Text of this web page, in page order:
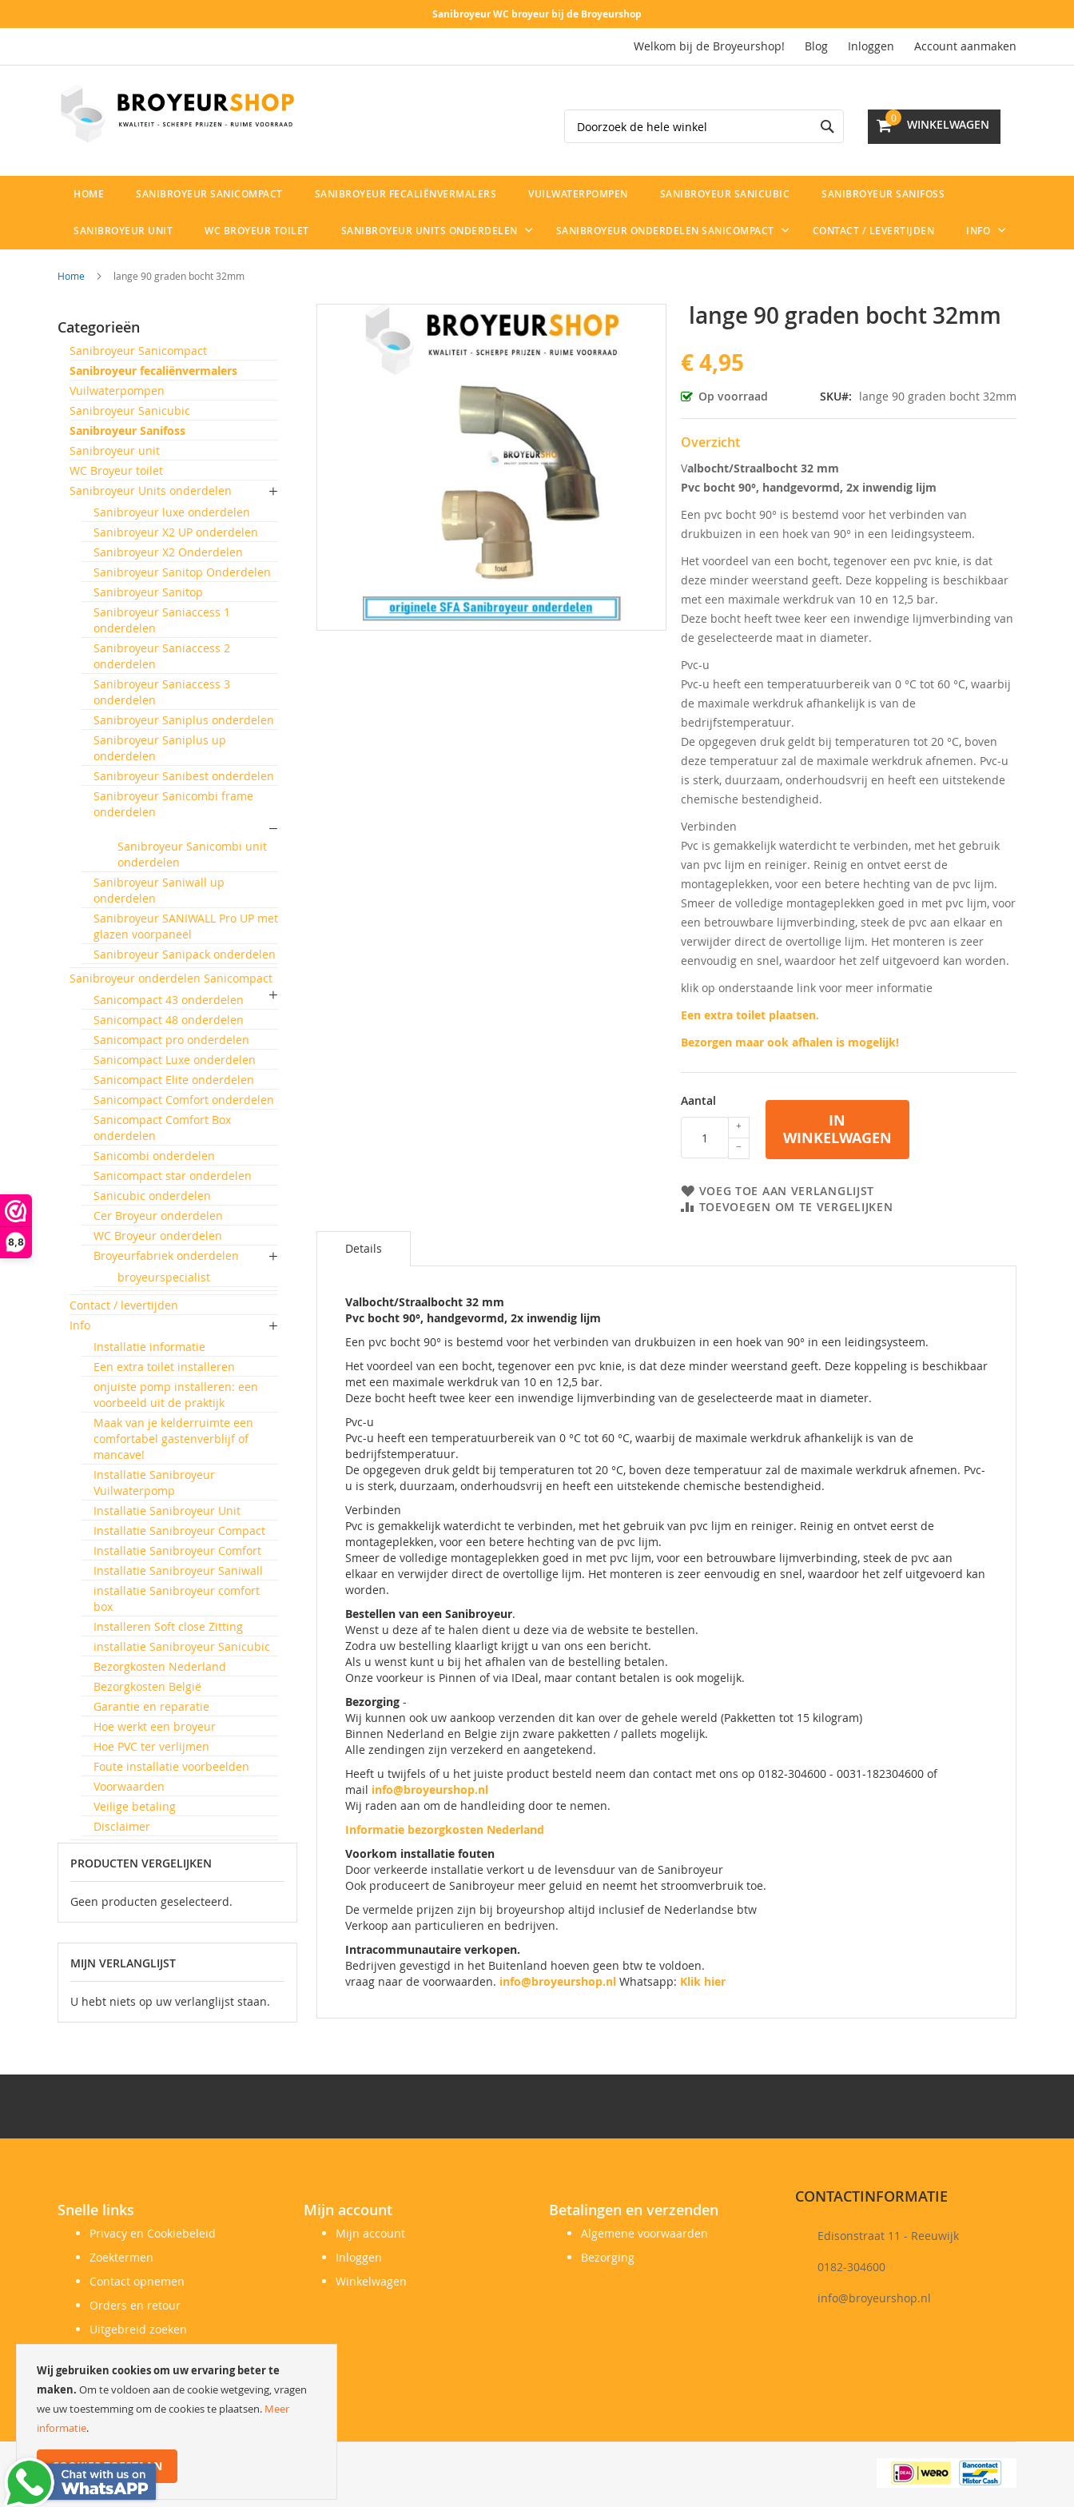
8,8
Wij gebruiken cookies om uw ervaring beter te
maken. Om te voldoen aan de cookie wetgeving, vragen
we uw toestemming om de cookies te plaatsen. Meer
informatie.
COOKIES TOESTAAN
Sanibroyeur WC broyeur bij de Broyeurshop
Welkom bij de Broyeurshop! Blog Inloggen Account aanmaken
de
WINKELWAGEN
0
Search
HOME SANIBROYEUR SANICOMPACT SANIBROYEUR FECALIËNVERMALERS VUILWATERPOMPEN SANIBROYEUR SANICUBIC SANIBROYEUR SANIFOSS
SANIBROYEUR UNIT WC BROYEUR TOILET SANIBROYEUR UNITS ONDERDELEN SANIBROYEUR ONDERDELEN SANICOMPACT CONTACT / LEVERTIJDEN INFO
Home lange 90 graden bocht 32mm
lange 90 graden bocht 32mm
€ 4,95
Op voorraad SKU lange 90 graden bocht 32mm
Overzicht
Valbocht/Straalbocht 32 mm
Pvc bocht 90°, handgevormd, 2x inwendig lijm
Een pvc bocht 90° is bestemd voor het verbinden van
drukbuizen in een hoek van 90° in een leidingsysteem.
Het voordeel van een bocht, tegenover een pvc knie, is dat
deze minder weerstand geeft. Deze koppeling is beschikbaar
met een maximale werkdruk van 10 en 12,5 bar.
Deze bocht heeft twee keer een inwendige lijmverbinding van
de geselecteerde maat in diameter.
Pvc-u
Pvc-u heeft een temperatuurbereik van 0 °C tot 60 °C, waarbij
de maximale werkdruk afhankelijk is van de
bedrijfstemperatuur.
De opgegeven druk geldt bij temperaturen tot 20 °C, boven
deze temperatuur zal de maximale werkdruk afnemen. Pvc-u
is sterk, duurzaam, onderhoudsvrij en heeft een uitstekende
chemische bestendigheid.
Verbinden
Pvc is gemakkelijk waterdicht te verbinden, met het gebruik
van pvc lijm en reiniger. Reinig en ontvet eerst de
montageplekken, voor een betere hechting van de pvc lijm.
Smeer de volledige montageplekken goed in met pvc lijm, voor
een betrouwbare lijmverbinding, steek de pvc aan elkaar en
verwijder direct de overtollige lijm. Het monteren is zeer
eenvoudig en snel, waardoor het zelf uitgevoerd kan worden.
klik op onderstaande link voor meer informatie
Een extra toilet plaatsen.
Bezorgen maar ook afhalen is mogelijk!
Aantal
IN
WINKELWAGEN
VOEG TOE AAN VERLANGLIJST
TOEVOEGEN OM TE VERGELIJKEN
Details
Valbocht/Straalbocht 32 mm
Pvc bocht 90°, handgevormd, 2x inwendig lijm
Een pvc bocht 90° is bestemd voor het verbinden van drukbuizen in een hoek van 90° in een leidingsysteem.
Het voordeel van een bocht, tegenover een pvc knie, is dat deze minder weerstand geeft. Deze koppeling is beschikbaar
met een maximale werkdruk van 10 en 12,5 bar.
Deze bocht heeft twee keer een inwendige lijmverbinding van de geselecteerde maat in diameter.
Pvc-u
Pvc-u heeft een temperatuurbereik van 0 °C tot 60 °C, waarbij de maximale werkdruk afhankelijk is van de
bedrijfstemperatuur.
De opgegeven druk geldt bij temperaturen tot 20 °C, boven deze temperatuur zal de maximale werkdruk afnemen. Pvc-
u is sterk, duurzaam, onderhoudsvrij en heeft een uitstekende chemische bestendigheid.
Verbinden
Pvc is gemakkelijk waterdicht te verbinden, met het gebruik van pvc lijm en reiniger. Reinig en ontvet eerst de
montageplekken, voor een betere hechting van de pvc lijm.
Smeer de volledige montageplekken goed in met pvc lijm, voor een betrouwbare lijmverbinding, steek de pvc aan
elkaar en verwijder direct de overtollige lijm. Het monteren is zeer eenvoudig en snel, waardoor het zelf uitgevoerd kan
worden.
Bestellen van een Sanibroyeur.
Wenst u deze af te halen dient u deze via de website te bestellen.
Zodra uw bestelling klaarligt krijgt u van ons een bericht.
Als u wenst kunt u bij het afhalen van de bestelling betalen.
Onze voorkeur is Pinnen of via IDeal, maar contant betalen is ook mogelijk.
Bezorging -
Wij kunnen ook uw aankoop verzenden dit kan over de gehele wereld (Pakketten tot 15 kilogram)
Binnen Nederland en Belgie zijn zware pakketten / pallets mogelijk.
Alle zendingen zijn verzekerd en aangetekend.
Heeft u twijfels of u het juiste product besteld neem dan contact met ons op 0182-304600 - 0031-182304600 of
mail info@broyeurshop.nl
Wij raden aan om de handleiding door te nemen.
Informatie bezorgkosten Nederland
Voorkom installatie fouten
Door verkeerde installatie verkort u de levensduur van de Sanibroyeur
Ook produceert de Sanibroyeur meer geluid en neemt het stroomverbruik toe.
De vermelde prijzen zijn bij broyeurshop altijd inclusief de Nederlandse btw
Verkoop aan particulieren en bedrijven.
Intracommunautaire verkopen.
Bedrijven gevestigd in het Buitenland hoeven geen btw te voldoen.
vraag naar de voorwaarden. info@broyeurshop.nl Whatsapp: Klik hier
Categorieën
Sanibroyeur Sanicompact
Sanibroyeur fecaliënvermalers
Vuilwaterpompen
Sanibroyeur Sanicubic
Sanibroyeur Sanifoss
Sanibroyeur unit
WC Broyeur toilet
Sanibroyeur Units onderdelen
Sanibroyeur luxe onderdelen
Sanibroyeur X2 UP onderdelen
Sanibroyeur X2 Onderdelen
Sanibroyeur Sanitop Onderdelen
Sanibroyeur Sanitop
Sanibroyeur Saniaccess 1
onderdelen
Sanibroyeur Saniaccess 2
onderdelen
Sanibroyeur Saniaccess 3
onderdelen
Sanibroyeur Saniplus onderdelen
Sanibroyeur Saniplus up
onderdelen
Sanibroyeur Sanibest onderdelen
Sanibroyeur Sanicombi frame
onderdelen
Sanibroyeur Sanicombi unit
onderdelen
Sanibroyeur Saniwall up
onderdelen
Sanibroyeur SANIWALL Pro UP met
glazen voorpaneel
Sanibroyeur Sanipack onderdelen
Sanibroyeur onderdelen Sanicompact
Sanicompact 43 onderdelen
Sanicompact 48 onderdelen
Sanicompact pro onderdelen
Sanicompact Luxe onderdelen
Sanicompact Elite onderdelen
Sanicompact Comfort onderdelen
Sanicompact Comfort Box
onderdelen
Sanicombi onderdelen
Sanicompact star onderdelen
Sanicubic onderdelen
Cer Broyeur onderdelen
WC Broyeur onderdelen
Broyeurfabriek onderdelen
broyeurspecialist
Contact / levertijden
Info
Installatie informatie
Een extra toilet installeren
onjuiste pomp installeren: een
voorbeeld uit de praktijk
Maak van je kelderruimte een
comfortabel gastenverblijf of
mancave!
Installatie Sanibroyeur
Vuilwaterpomp
Installatie Sanibroyeur Unit
Installatie Sanibroyeur Compact
Installatie Sanibroyeur Comfort
Installatie Sanibroyeur Saniwall
installatie Sanibroyeur comfort
box
Installeren Soft close Zitting
installatie Sanibroyeur Sanicubic
Bezorgkosten Nederland
Bezorgkosten België
Garantie en reparatie
Hoe werkt een broyeur
Hoe PVC ter verlijmen
Foute installatie voorbeelden
Voorwaarden
Veilige betaling
Disclaimer
PRODUCTEN VERGELIJKEN
Geen producten geselecteerd.
MIJN VERLANGLIJST
U hebt niets op uw verlanglijst staan.
Snelle links
Privacy en Cookiebeleid
Zoektermen
Contact opnemen
Orders en retour
Uitgebreid zoeken
Klachtenregeling
Mijn account
Mijn account
Inloggen
Winkelwagen
Betalingen en verzenden
Algemene voorwaarden
Bezorging
CONTACTINFORMATIE
Edisonstraat 11 - Reeuwijk
0182-304600
info@broyeurshop.nl
Copyright © 2023